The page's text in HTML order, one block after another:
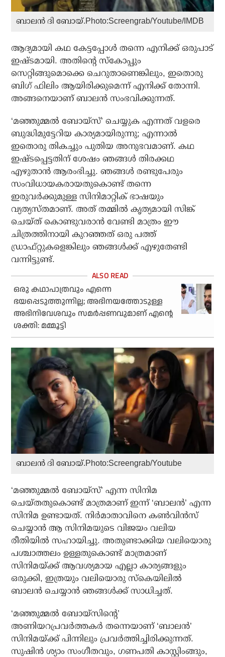
ബാലൻ ദി ബോയ്.Photo:Screengrab/Youtube/IMDB
ആദ്യമായി കഥ കേട്ടപ്പോൾ തന്നെ എനിക്ക് ഒരുപാട്
ഇഷ്ടമായി. അതിന്റെ സ്കോപ്പും
സെറ്റിങ്ങുമൊക്കെ ചെറുതാണെങ്കിലും, ഇതൊരു
ബിഗ് ഫിലിം ആയിരിക്കുമെന്ന് എനിക്ക് തോന്നി.
അങ്ങനെയാണ് ബാലൻ സംഭവിക്കുന്നത്.
‘മഞ്ഞുമ്മൽ ബോയ്സ്’ ചെയ്യുക എന്നത് വളരെ
ബുദ്ധിമുട്ടേറിയ കാര്യമായിരുന്നു; എന്നാൽ
ഇതൊരു തികച്ചും പുതിയ അനുഭവമാണ്. കഥ
ഇഷ്ടപ്പെട്ടതിന് ശേഷം ഞങ്ങൾ തിരക്കഥ
എഴുതാൻ ആരംഭിച്ചു. ഞങ്ങൾ രണ്ടുപേരും
സംവിധായകരായതുകൊണ്ട് തന്നെ
ഇരുവർക്കുമുള്ള സിനിമാറ്റിക് ഭാഷയും
വ്യത്യസ്തമാണ്. അത് തമ്മിൽ കൃത്യമായി സിങ്ക്
ചെയ്ത് കൊണ്ടുവരാൻ വേണ്ടി മാത്രം ഈ
ചിത്രത്തിനായി കുറഞ്ഞത് ഒരു പത്ത്
ഡ്രാഫ്റ്റുകളെങ്കിലും ഞങ്ങൾക്ക് എഴുതേണ്ടി
വന്നിട്ടുണ്ട്.
ഒരു കഥാപാത്രവും എന്നെ
ഭയപ്പെടുത്തുന്നില്ല; അഭിനയത്തോടുള്ള
അഭിനിവേശവും സമർപ്പണവുമാണ് എന്റെ
ശക്തി: മമ്മൂട്ടി
ബാലൻ ദി ബോയ്.Photo:Screengrab/Youtube
‘മഞ്ഞുമ്മൽ ബോയ്സ്’ എന്ന സിനിമ
ചെയ്തതുകൊണ്ട് മാത്രമാണ് ഇന്ന് ‘ബാലൻ’ എന്ന
സിനിമ ഉണ്ടായത്. നിർമാതാവിനെ കൺവിൻസ്
ചെയ്യാൻ ആ സിനിമയുടെ വിജയം വലിയ
രീതിയിൽ സഹായിച്ചു. അതുണ്ടാക്കിയ വലിയൊരു
പശ്ചാത്തലം ഉള്ളതുകൊണ്ട് മാത്രമാണ്
സിനിമയ്ക്ക് ആവശ്യമായ എല്ലാ കാര്യങ്ങളും
ഒരുക്കി, ഇത്രയും വലിയൊരു സ്കെയിലിൽ
ബാലൻ ചെയ്യാൻ ഞങ്ങൾക്ക് സാധിച്ചത്.
‘മഞ്ഞുമ്മൽ ബോയ്സിന്റെ’
അണിയറപ്രവർത്തകർ തന്നെയാണ് ‘ബാലൻ’
സിനിമയ്ക്ക് പിന്നിലും പ്രവർത്തിച്ചിരിക്കുന്നത്.
സുഷിൻ ശ്യാം സംഗീതവും, ഗണപതി കാസ്റ്റിംങ്ങും,